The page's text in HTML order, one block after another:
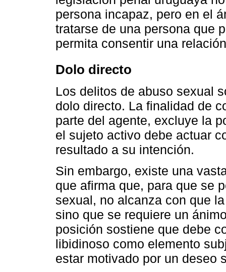
persona incapaz, pero en el
tratarse de una persona que
permita consentir una
Dolo directo
Los delitos de abuso sexual
dolo directo. La finalidad de
parte del agente, excluye la
el sujeto activo debe actuar
resultado a su intención.
Sin embargo, existe una
que afirma que, para que se
sexual, no alcanza con que
sino que se requiere un
posición sostiene que debe
libidinoso como elemento
estar motivado por un deseo